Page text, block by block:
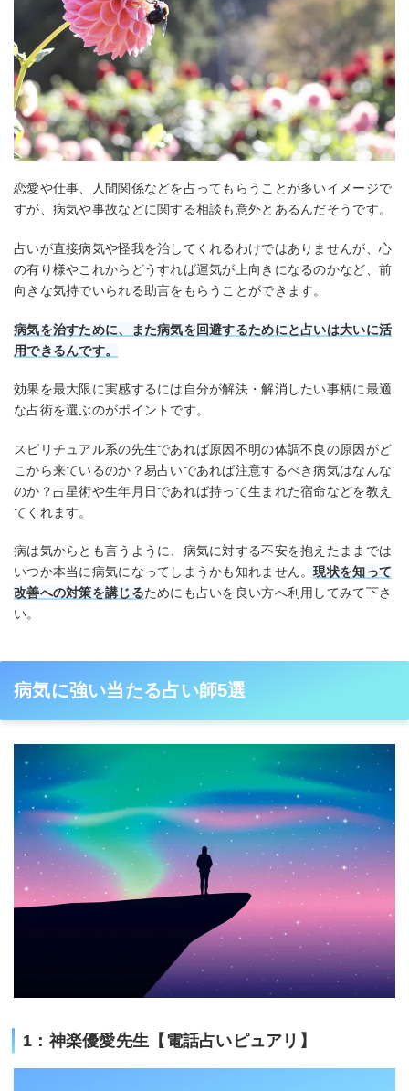
恋愛や仕事、人間関係などを占ってもらうことが多いイメージで
すが、病気や事故などに関する相談も意外とあるんだそうです。
占いが直接病気や怪我を治してくれるわけではありませんが、心
の有り様やこれからどうすれば運気が上向きになるのかなど、前
向きな気持でいられる助言をもらうことができます。
病気を治すために、また病気を回避するためにと占いは大いに活
用できるんです。
効果を最大限に実感するには自分が解決・解消したい事柄に最適
な占術を選ぶのがポイントです。
スピリチュアル系の先生であれば原因不明の体調不良の原因がど
こから来ているのか？易占いであれば注意するべき病気はなんな
のか？占星術や生年月日であれば持って生まれた宿命などを教え
てくれます。
病は気からとも言うように、病気に対する不安を抱えたままでは
いつか本当に病気になってしまうかも知れません。現状を知って
改善への対策を講じるためにも占いを良い方へ利用してみて下さ
い。
病気に強い当たる占い師5選
1：神楽優愛先生【電話占いピュアリ】